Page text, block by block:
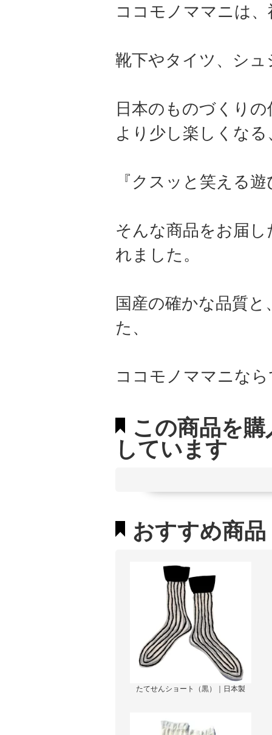
ココモノママニは
靴下やタイツ、シ
日本のものづくり
より少し楽しくなる
『クスッと笑える
そんな商品をお届
れました。
国産の確かな品質
た、
ココモノママニな
この商品を
しています
おすすめ商品
たてせんショート（黒）｜日本製